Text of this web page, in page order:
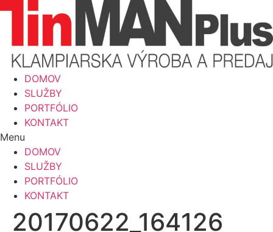
Preskočiť
DOMOV
SLUŽBY
PORTFÓLIO
KONTAKT
Menu
DOMOV
SLUŽBY
PORTFÓLIO
KONTAKT
20170622_164126